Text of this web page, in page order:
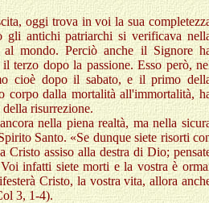
oggi trova in voi la sua
gli antichi patriarchi si verificava
mondo. Perciò anche il Signore
terzo dopo la passione. Esso però,
cioè dopo il sabato, e il primo
corpo dalla mortalità all'immortalità,
risurrezione.
nella piena realtà, ma nella
Santo. «Se dunque siete risorti
Cristo assiso alla destra di Dio;
infatti siete morti e la vostra è
Cristo, la vostra vita, allora
3, 1-4).